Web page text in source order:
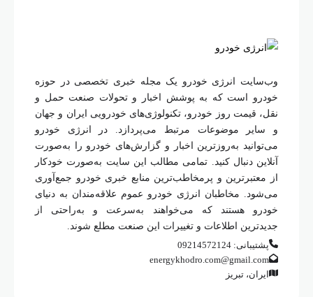
وب‌سایت انرژی خودرو یک مجله خبری تخصصی در حوزه
خودرو است که به پوشش اخبار و تحولات صنعت حمل و
نقل، قیمت روز خودرو، تکنولوژی‌های خودرویی ایران و جهان
و سایر موضوعات مرتبط می‌پردازد. در انرژی خودرو
می‌توانید به‌روزترین اخبار و گزارش‌های خودرو را به‌صورت
آنلاین دنبال کنید. تمامی مطالب این سایت به‌صورت خودکار
از معتبرترین و پرمخاطب‌ترین منابع خبری خودرو جمع‌آوری
می‌شود. مخاطبان انرژی خودرو عموم علاقه‌مندان به دنیای
خودرو هستند که می‌خواهند به‌سرعت و به‌راحتی از
جدیدترین اطلاعات و تغییرات این صنعت مطلع شوند.
پشتیبانی: 09214572124
energykhodro.com@gmail.com
ایران، تبریز